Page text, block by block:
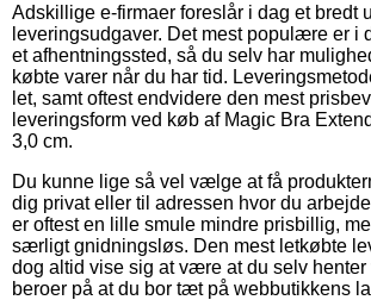
Adskillige e-firmaer foreslår i dag et bredt
leveringsudgaver. Det mest populære er i
et afhentningssted, så du selv har
købte varer når du har tid.
let, samt oftest endvidere den mest
leveringsform ved køb af Magic Bra
3,0 cm.
Du kunne lige så vel vælge at få
dig privat eller til adressen hvor du
er oftest en lille smule mindre prisbillig,
særligt gnidningsløs. Den mest letkøbte
dog altid vise sig at være at du selv henter
beroer på at du bor tæt på webbutikkens